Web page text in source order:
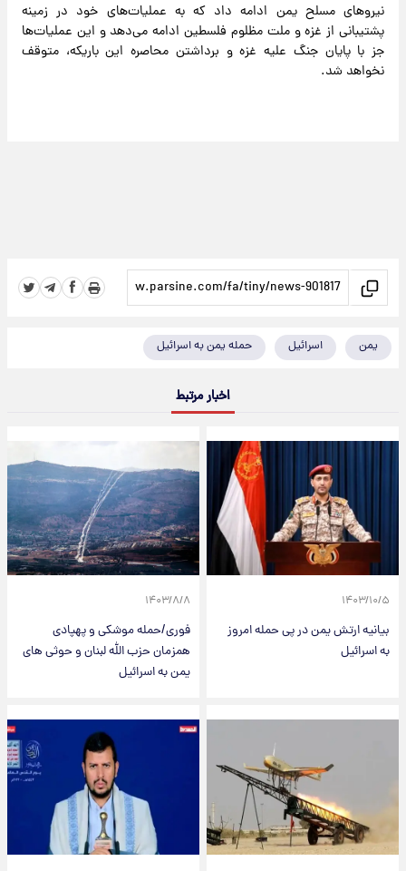
نیروهای مسلح یمن ادامه داد که به عملیات‌های خود در زمینه
پشتیبانی از غزه و ملت مظلوم فلسطین ادامه می‌دهد و این عملیات‌ها
جز با پایان جنگ علیه غزه و برداشتن محاصره این باریکه، متوقف
نخواهد شد.
یمن اسرائیل حمله یمن به اسرائیل
اخبار مرتبط
۱۴۰۳/۱۰/۵
بیانیه ارتش یمن در پی حمله امروز
به اسرائیل
۱۴۰۳/۸/۸
فوری/حمله موشکی و پهپادی
همزمان حزب الله لبنان و حوثی های
یمن به اسرائیل